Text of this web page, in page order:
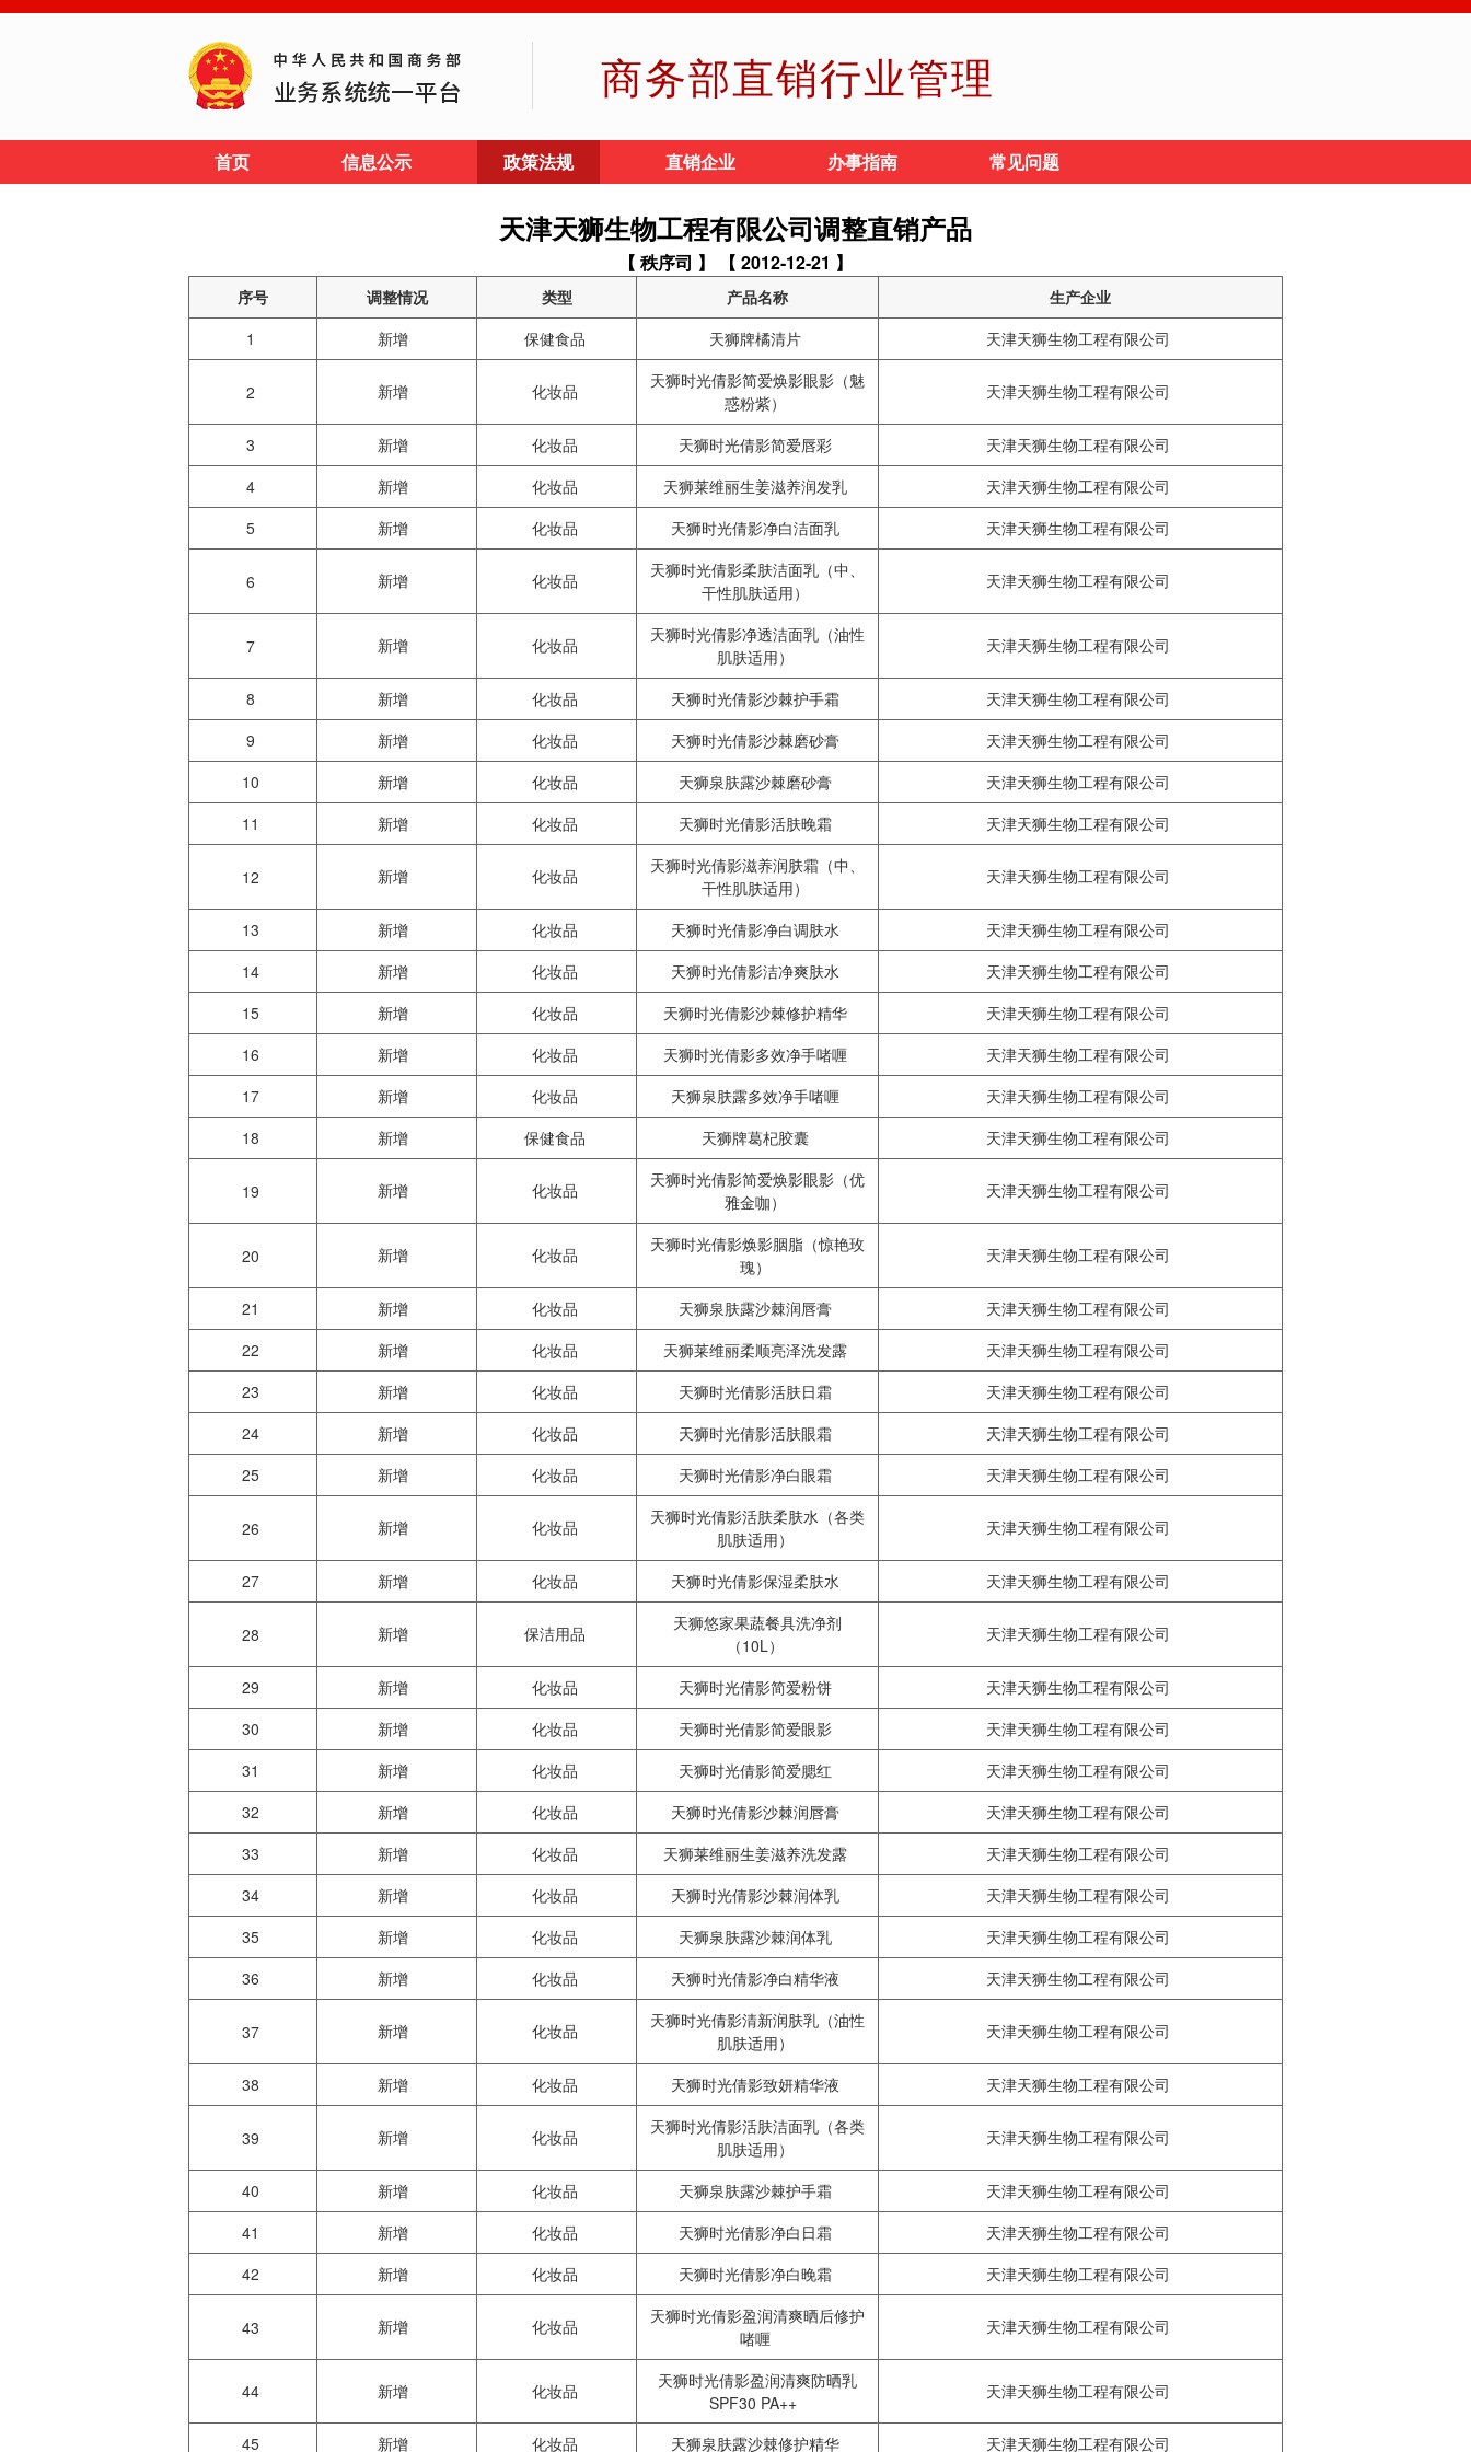
商务部直销行业管理
首页 信息公示 政策法规 直销企业 办事指南 常见问题
天津天狮生物工程有限公司调整直销产品
【 秩序司 】 【 2012-12-21 】
序号 调整情况 类型 产品名称
生产企业
1
新增 保健食品 天狮牌橘清片 天津天狮生物工程有限公司
2 新增 化妆品
天狮时光倩影简爱焕影眼影（魅
惑粉紫）
天津天狮生物工程有限公司
3 新增 化妆品 天狮时光倩影简爱唇彩
天津天狮生物工程有限公司
4
新增 化妆品 天狮莱维丽生姜滋养润发乳
天津天狮生物工程有限公司
5
新增 化妆品 天狮时光倩影净白洁面乳 天津天狮生物工程有限公司
6 新增 化妆品
天狮时光倩影柔肤洁面乳（中、
干性肌肤适用）
天津天狮生物工程有限公司
7 新增 化妆品
天狮时光倩影净透洁面乳（油性
肌肤适用）
天津天狮生物工程有限公司
8 新增 化妆品 天狮时光倩影沙棘护手霜
天津天狮生物工程有限公司
9
新增 化妆品 天狮时光倩影沙棘磨砂膏
天津天狮生物工程有限公司
10
新增 化妆品 天狮泉肤露沙棘磨砂膏
天津天狮生物工程有限公司
11
新增 化妆品 天狮时光倩影活肤晚霜 天津天狮生物工程有限公司
12 新增 化妆品
天狮时光倩影滋养润肤霜（中、
干性肌肤适用）
天津天狮生物工程有限公司
13 新增 化妆品 天狮时光倩影净白调肤水
天津天狮生物工程有限公司
14
新增 化妆品 天狮时光倩影洁净爽肤水
天津天狮生物工程有限公司
15
新增 化妆品 天狮时光倩影沙棘修护精华
天津天狮生物工程有限公司
16
新增 化妆品 天狮时光倩影多效净手啫喱
天津天狮生物工程有限公司
17
新增 化妆品 天狮泉肤露多效净手啫喱
天津天狮生物工程有限公司
18
新增 保健食品 天狮牌葛杞胶囊 天津天狮生物工程有限公司
19 新增 化妆品
天狮时光倩影简爱焕影眼影（优
雅金咖）
天津天狮生物工程有限公司
20 新增 化妆品
天狮时光倩影焕影胭脂（惊艳玫
瑰）
天津天狮生物工程有限公司
21 新增 化妆品 天狮泉肤露沙棘润唇膏
天津天狮生物工程有限公司
22
新增 化妆品 天狮莱维丽柔顺亮泽洗发露
天津天狮生物工程有限公司
23
新增 化妆品 天狮时光倩影活肤日霜
天津天狮生物工程有限公司
24
新增 化妆品 天狮时光倩影活肤眼霜
天津天狮生物工程有限公司
25
新增 化妆品 天狮时光倩影净白眼霜 天津天狮生物工程有限公司
26 新增 化妆品
天狮时光倩影活肤柔肤水（各类
肌肤适用）
天津天狮生物工程有限公司
27 新增 化妆品 天狮时光倩影保湿柔肤水 天津天狮生物工程有限公司
28 新增 保洁用品
天狮悠家果蔬餐具洗净剂
（10L）
天津天狮生物工程有限公司
29 新增 化妆品 天狮时光倩影简爱粉饼
天津天狮生物工程有限公司
30
新增 化妆品 天狮时光倩影简爱眼影
天津天狮生物工程有限公司
31
新增 化妆品 天狮时光倩影简爱腮红
天津天狮生物工程有限公司
32
新增 化妆品 天狮时光倩影沙棘润唇膏
天津天狮生物工程有限公司
33
新增 化妆品 天狮莱维丽生姜滋养洗发露
天津天狮生物工程有限公司
34
新增 化妆品 天狮时光倩影沙棘润体乳
天津天狮生物工程有限公司
35
新增 化妆品 天狮泉肤露沙棘润体乳
天津天狮生物工程有限公司
36
新增 化妆品 天狮时光倩影净白精华液 天津天狮生物工程有限公司
37 新增 化妆品
天狮时光倩影清新润肤乳（油性
肌肤适用）
天津天狮生物工程有限公司
38 新增 化妆品 天狮时光倩影致妍精华液 天津天狮生物工程有限公司
39 新增 化妆品
天狮时光倩影活肤洁面乳（各类
肌肤适用）
天津天狮生物工程有限公司
40 新增 化妆品 天狮泉肤露沙棘护手霜
天津天狮生物工程有限公司
41
新增 化妆品 天狮时光倩影净白日霜
天津天狮生物工程有限公司
42
新增 化妆品 天狮时光倩影净白晚霜 天津天狮生物工程有限公司
43 新增 化妆品
天狮时光倩影盈润清爽晒后修护
啫喱
天津天狮生物工程有限公司
44 新增 化妆品
天狮时光倩影盈润清爽防晒乳
SPF30 PA++
天津天狮生物工程有限公司
45 新增 化妆品 天狮泉肤露沙棘修护精华 天津天狮生物工程有限公司